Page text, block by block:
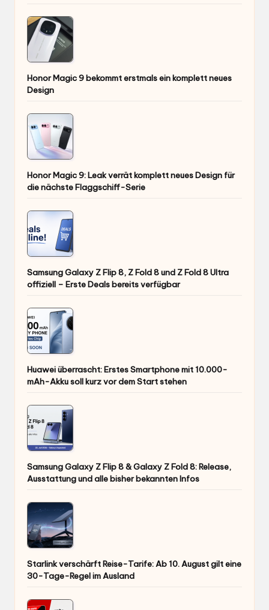
Honor Magic 9 bekommt erstmals ein komplett neues
Design
Honor Magic 9: Leak verrät komplett neues Design für
die nächste Flaggschiff-Serie
Samsung Galaxy Z Flip 8, Z Fold 8 und Z Fold 8 Ultra
offiziell – Erste Deals bereits verfügbar
Huawei überrascht: Erstes Smartphone mit 10.000-
mAh-Akku soll kurz vor dem Start stehen
Samsung Galaxy Z Flip 8 & Galaxy Z Fold 8: Release,
Ausstattung und alle bisher bekannten Infos
Starlink verschärft Reise-Tarife: Ab 10. August gilt eine
30-Tage-Regel im Ausland